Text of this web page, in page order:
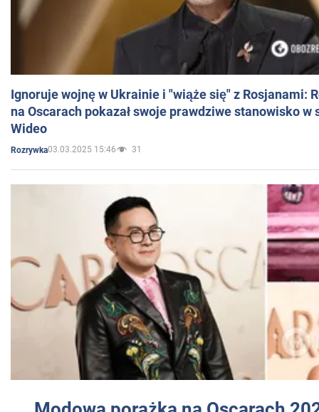
Ignoruje wojnę w Ukrainie i "wiąże się" z Rosjanami:
na Oscarach pokazał swoje prawdziwe stanowisko w
Wideo
Rozrywka03.03.2025 15:46 31